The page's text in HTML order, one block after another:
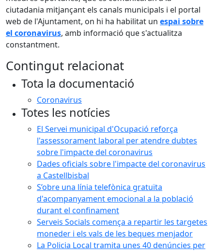
ciutadania mitjançant els canals municipals i el portal
web de l'Ajuntament, on hi ha habilitat un espai sobre
el coronavirus, amb informació que s'actualitza
constantment.
Contingut relacionat
Tota la documentació
Coronavirus
Totes les notícies
El Servei municipal d'Ocupació reforça
l'assessorament laboral per atendre dubtes
sobre l'impacte del coronavirus
Dades oficials sobre l'impacte del coronavirus
a Castellbisbal
S’obre una línia telefònica gratuïta
d'acompanyament emocional a la població
durant el confinament
Serveis Socials comença a repartir les targetes
moneder i els vals de les beques menjador
La Policia Local tramita unes 40 denúncies per